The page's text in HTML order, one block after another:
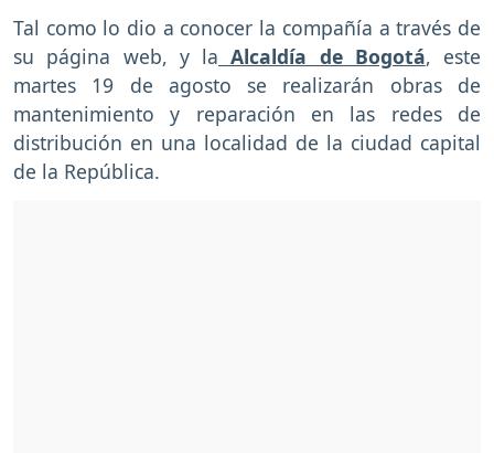
Tal como lo dio a conocer la compañía a través de
su página web, y la Alcaldía de Bogotá, este
martes 19 de agosto se realizarán obras de
mantenimiento y reparación en las redes de
distribución en una localidad de la ciudad capital
de la República.